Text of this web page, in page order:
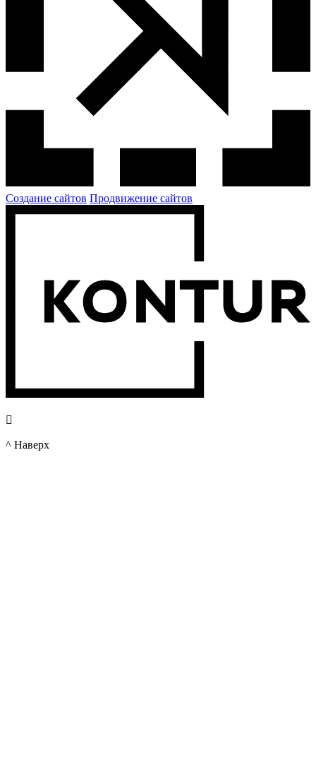
Создание сайтов Продвижение сайтов

^ Наверх